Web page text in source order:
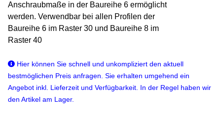
Anschraubmaße in der Baureihe 6 ermöglicht
werden. Verwendbar bei allen Profilen der
Baureihe 6 im Raster 30 und Baureihe 8 im
Raster 40
Hier können Sie schnell und unkompliziert den aktuell
bestmöglichen Preis anfragen. Sie erhalten umgehend ein
Angebot inkl. Lieferzeit und Verfügbarkeit. In der Regel haben wir
den Artikel am Lager.